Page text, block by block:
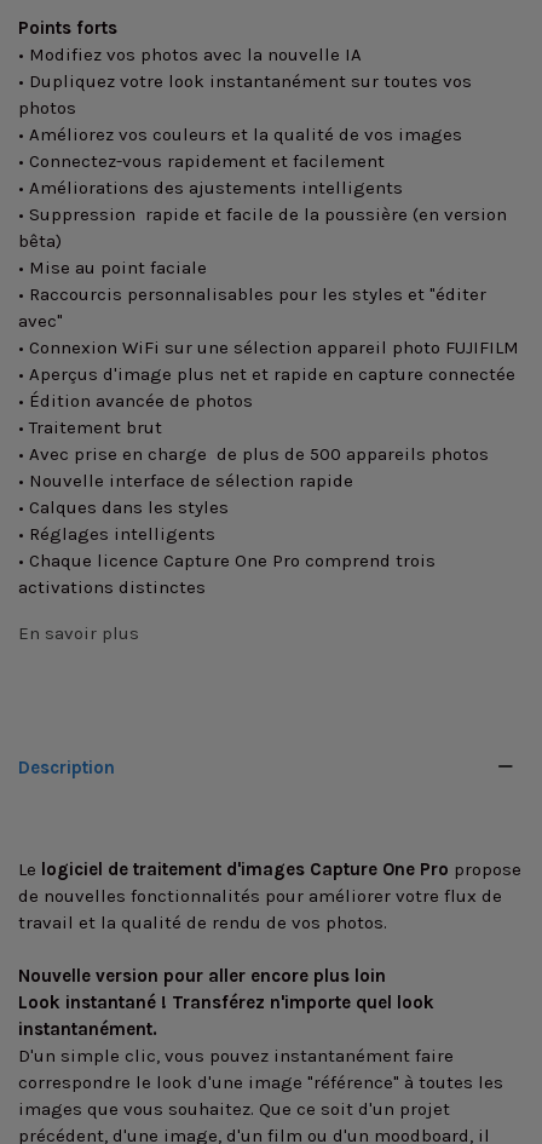
Points forts
• Modifiez vos photos avec la nouvelle IA
• Dupliquez votre look instantanément sur toutes vos
photos
• Améliorez vos couleurs et la qualité de vos images
• Connectez-vous rapidement et facilement
• Améliorations des ajustements intelligents
• Suppression rapide et facile de la poussière (en version
bêta)
• Mise au point faciale
• Raccourcis personnalisables pour les styles et "éditer
avec"
• Connexion WiFi sur une sélection appareil photo FUJIFILM
• Aperçus d'image plus net et rapide en capture connectée
• Édition avancée de photos
• Traitement brut
• Avec prise en charge de plus de 500 appareils photos
• Nouvelle interface de sélection rapide
• Calques dans les styles
• Réglages intelligents
• Chaque licence Capture One Pro comprend trois
activations distinctes
En savoir plus
Description
Le logiciel de traitement d'images Capture One Pro propose
de nouvelles fonctionnalités pour améliorer votre flux de
travail et la qualité de rendu de vos photos.
Nouvelle version pour aller encore plus loin
Look instantané ! Transférez n'importe quel look
instantanément.
D'un simple clic, vous pouvez instantanément faire
correspondre le look d'une image "référence" à toutes les
images que vous souhaitez. Que ce soit d'un projet
précédent, d'une image, d'un film ou d'un moodboard, il